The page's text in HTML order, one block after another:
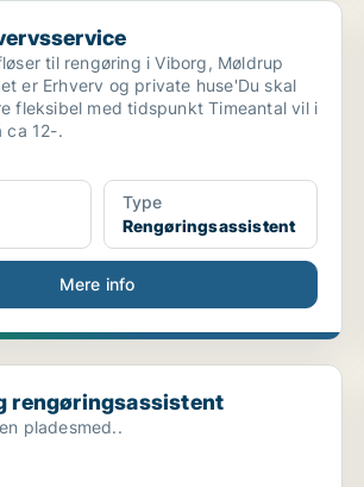
til rengøring i Viborg, Møldrup
er Erhverv og private huse'Du skal
fleksibel med tidspunkt Timeantal vil i
ca 12-.
Type
Rengøringsassistent
Mere info
rengøringsassistent
pladesmed..